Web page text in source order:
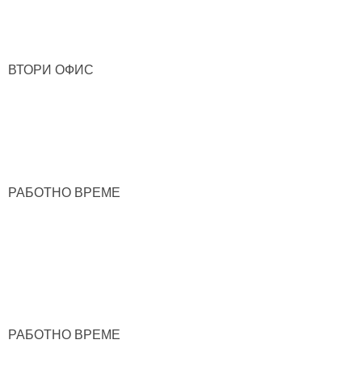
ВТОРИ ОФИС
РАБОТНО ВРЕМЕ
РАБОТНО ВРЕМЕ